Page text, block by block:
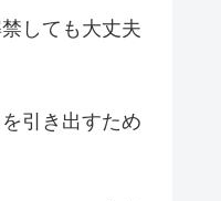
しても大丈夫
引き出すため